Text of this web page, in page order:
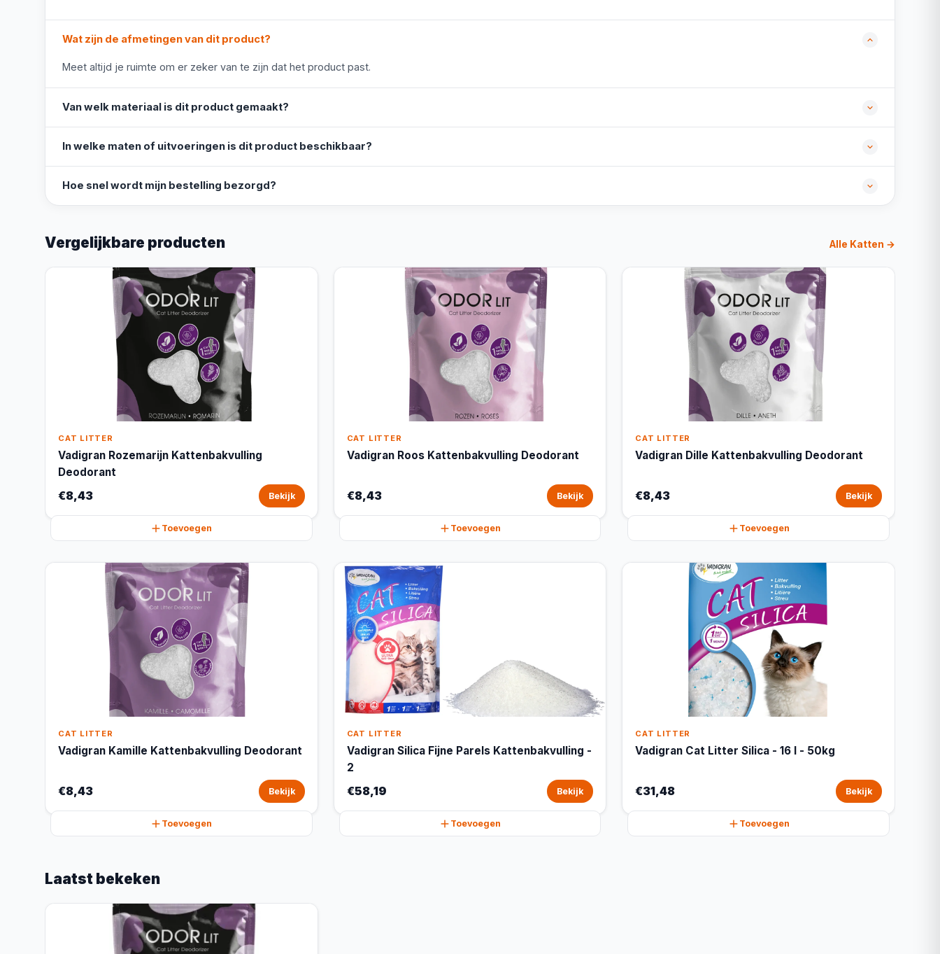
Wat zijn de afmetingen van dit product?
Meet altijd je ruimte om er zeker van te zijn dat het product past.
Van welk materiaal is dit product gemaakt?
In welke maten of uitvoeringen is dit product beschikbaar?
Hoe snel wordt mijn bestelling bezorgd?
Vergelijkbare producten Alle Katten →
CAT LITTER
Vadigran Rozemarijn Kattenbakvulling
Deodorant
€8,43 Bekijk
Toevoegen
CAT LITTER
Vadigran Roos Kattenbakvulling Deodorant
€8,43 Bekijk
Toevoegen
CAT LITTER
Vadigran Dille Kattenbakvulling Deodorant
€8,43 Bekijk
Toevoegen
CAT LITTER
Vadigran Kamille Kattenbakvulling Deodorant
€8,43 Bekijk
Toevoegen
CAT LITTER
Vadigran Silica Fijne Parels Kattenbakvulling -
2
€58,19 Bekijk
Toevoegen
CAT LITTER
Vadigran Cat Litter Silica - 16 l - 50kg
€31,48 Bekijk
Toevoegen
Laatst bekeken